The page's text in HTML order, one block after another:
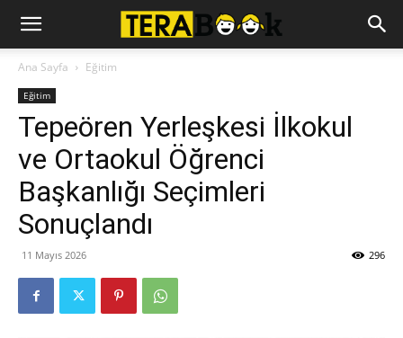
Ana Sayfa Eğitim
Eğitim
Tepeören Yerleşkesi İlkokul
ve Ortaokul Öğrenci
Başkanlığı Seçimleri
Sonuçlandı
11 Mayıs 2026 296